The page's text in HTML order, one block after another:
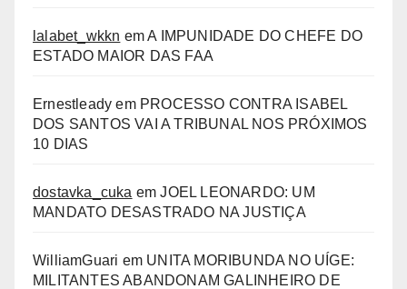
lalabet_wkkn emA IMPUNIDADE DO CHEFE DO
ESTADO MAIOR DAS FAA
Ernestleady em PROCESSO CONTRA ISABEL
DOS SANTOS VAI A TRIBUNAL NOS PRÓXIMOS
10 DIAS
dostavka_cuka emJOEL LEONARDO: UM
MANDATO DESASTRADO NA JUSTIÇA
WilliamGuari em UNITA MORIBUNDA NO UÍGE:
MILITANTES ABANDONAM GALINHEIRO DE